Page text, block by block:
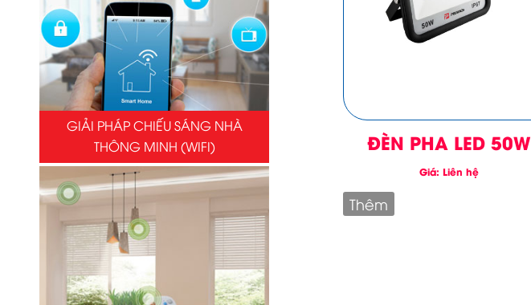
GIẢI PHÁP CHIẾU SÁNG NHÀ
THÔNG MINH (WIFI)
ĐÈN PHA LED 50W
Giá: Liên hệ
Thêm